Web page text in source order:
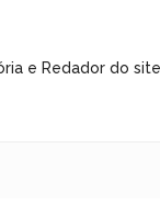
e Redador do